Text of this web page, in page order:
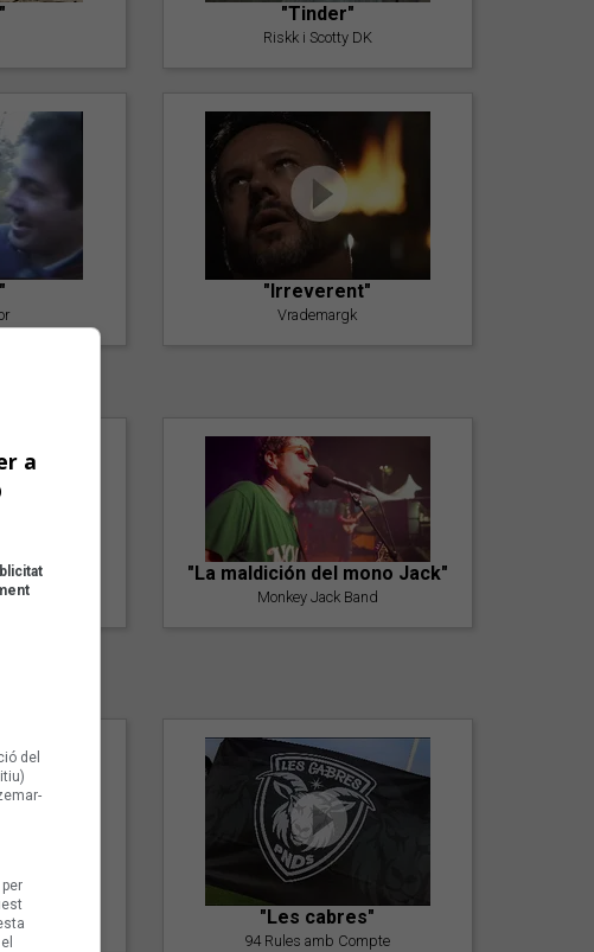
"Tinder"
Riskk i Scotty DK
"Irreverent"
Vrademargk
Kiss" "La maldición del mono Jack"
Monkey Jack Band
Muntaner
"Les cabres"
94 Rules amb Compte
a
del